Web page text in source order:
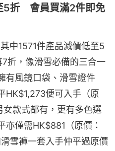
5折 會員買滿2件即免
中1571件產品減價低至5
折，像滑雪必備的三合一
有風鏡口袋、滑雪證件
HK$1,273便可入手（原
款式都有，更有多色選
亦僅需HK$881（原價：
雪褲一套入手仲平過原價